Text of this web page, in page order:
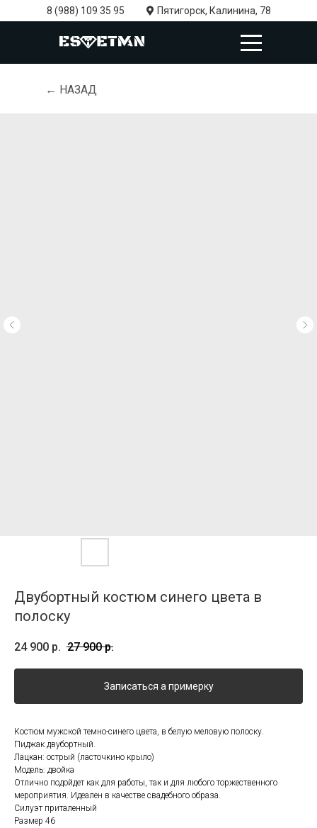
8 (988) 109 35 95 Пятигорск, Калинина, 78
← НАЗАД
Двубортный костюм синего цвета в
полоску
24 900 р. 27 900 р.
Записаться а примерку
Костюм мужской темно-синего цвета, в белую меловую полоску.
Пиджак двубортный.
Лацкан: острый (ласточкино крыло)
Модель: двойка
Отлично подойдет как для работы, так и для любого торжественного
мероприятия. Идеален в качестве свадебного образа.
Силуэт приталенный
Размер 46